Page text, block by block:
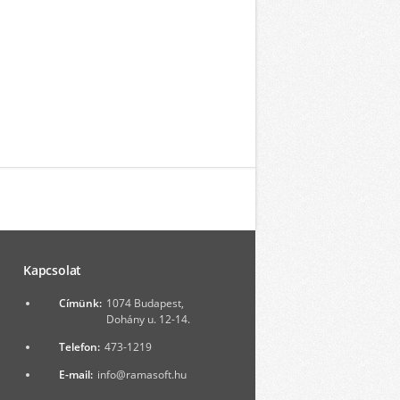
Kapcsolat
Címünk: 1074 Budapest,
Dohány u. 12-14.
Telefon: 473-1219
E-mail: info@ramasoft.hu